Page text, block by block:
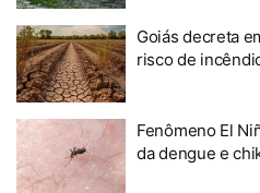
Goiás decreta
risco de
Fenômeno El
da dengue e